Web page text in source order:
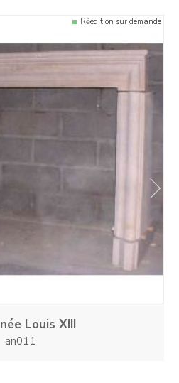
Louis XIII
an011
Rėédition sur demande
next